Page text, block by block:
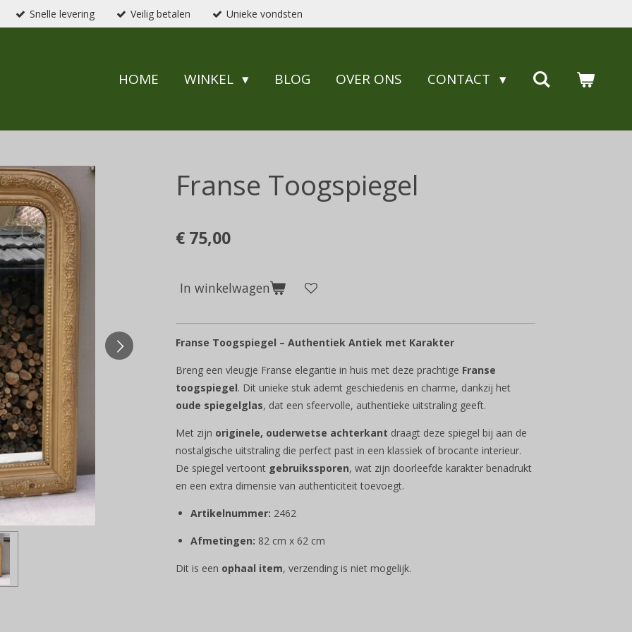
Snelle levering Veilig betalen Unieke vondsten
HOME WINKEL BLOG OVER ONS CONTACT
Franse Toogspiegel
€ 75,00
In winkelwagen
Franse Toogspiegel – Authentiek Antiek met Karakter
Breng een vleugje Franse elegantie in huis met deze prachtige Franse
toogspiegel. Dit unieke stuk ademt geschiedenis en charme, dankzij het
oude spiegelglas, dat een sfeervolle, authentieke uitstraling geeft.
Met zijn originele, ouderwetse achterkant draagt deze spiegel bij aan de
nostalgische uitstraling die perfect past in een klassiek of brocante interieur.
De spiegel vertoont gebruikssporen, wat zijn doorleefde karakter benadrukt
en een extra dimensie van authenticiteit toevoegt.
Artikelnummer: 2462
Afmetingen: 82 cm x 62 cm
Dit is een ophaal item, verzending is niet mogelijk.